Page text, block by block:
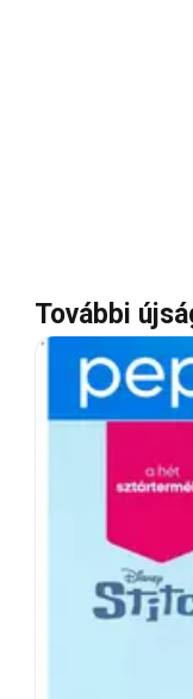
További